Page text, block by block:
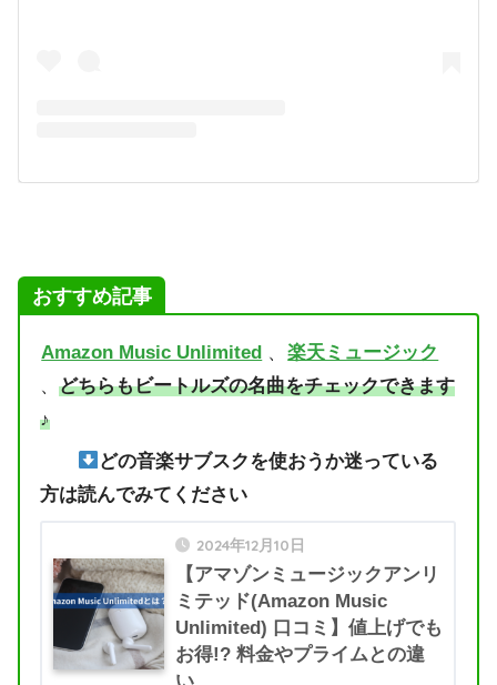
おすすめ記事
Amazon Music Unlimited 、 楽天ミュージック
、どちらもビートルズの名曲をチェックできます
♪
どの音楽サブスクを使おうか迷っている
方は読んでみてください
2024年12月10日
【アマゾンミュージックアンリ
ミテッド(Amazon Music
Unlimited) 口コミ】値上げでも
お得!? 料金やプライムとの違